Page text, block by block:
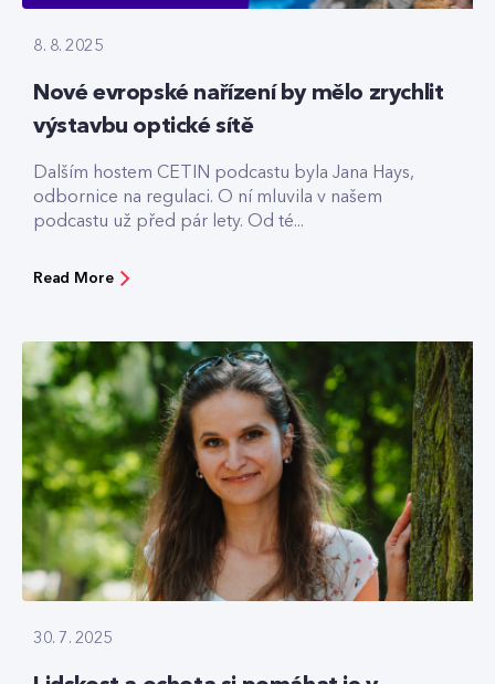
8. 8. 2025
Nové evropské nařízení by mělo zrychlit
výstavbu optické sítě
Dalším hostem CETIN podcastu byla Jana Hays,
odbornice na regulaci. O ní mluvila v našem
podcastu už před pár lety. Od té...
Read More
30. 7. 2025